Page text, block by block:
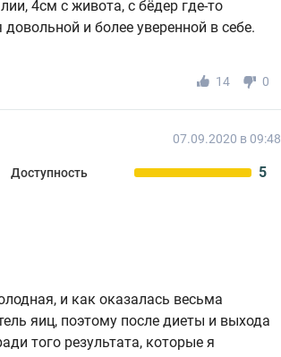
4см с живота, с бёдер где-то
и более уверенной в себе.
14 0
07.09.2020 в 09:48
Доступность 5
и как оказалась весьма
яиц, поэтому после диеты и выхода
того результата, которые я